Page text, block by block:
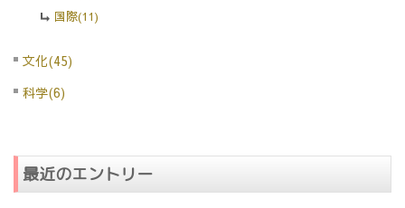
国際(11)
文化(45)
科学(6)
最近のエントリー